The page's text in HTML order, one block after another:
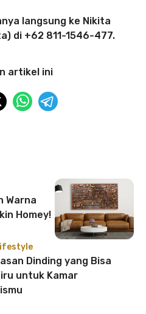
langsung ke Nikita
di +62 811-1546-477.
artikel ini
Warna
Homey!
Dinding yang Bisa
untuk Kamar